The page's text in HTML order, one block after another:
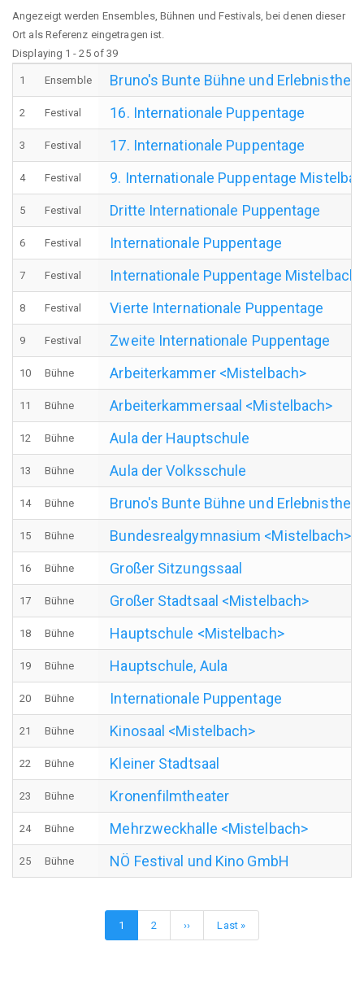
Angezeigt werden Ensembles, Bühnen und Festivals, bei denen dieser
Ort als Referenz eingetragen ist.
Displaying 1 - 25 of 39
1 Ensemble Bruno's Bunte Bühne und
2 Festival 16. Internationale Puppentage
3 Festival 17. Internationale Puppentage
4 Festival 9. Internationale Puppentage
5 Festival Dritte Internationale Puppentage
6 Festival Internationale Puppentage
7 Festival Internationale Puppentage Mistelbach
8 Festival Vierte Internationale Puppentage
9 Festival Zweite Internationale Puppentage
10 Bühne Arbeiterkammer <Mistelbach>
11 Bühne Arbeiterkammersaal <Mistelbach>
12 Bühne Aula der Hauptschule
13 Bühne Aula der Volksschule
14 Bühne Bruno's Bunte Bühne und
15 Bühne Bundesrealgymnasium <Mistelbach>
16 Bühne Großer Sitzungssaal
17 Bühne Großer Stadtsaal <Mistelbach>
18 Bühne Hauptschule <Mistelbach>
19 Bühne Hauptschule, Aula
20 Bühne Internationale Puppentage
21 Bühne Kinosaal <Mistelbach>
22 Bühne Kleiner Stadtsaal
23 Bühne Kronenfilmtheater
24 Bühne Mehrzweckhalle <Mistelbach>
25 Bühne NÖ Festival und Kino GmbH
Seitennummerierung
Aktuelle
Seite
1 Page
2
Nächste
Seite
››
Letzte
Seite
Last »